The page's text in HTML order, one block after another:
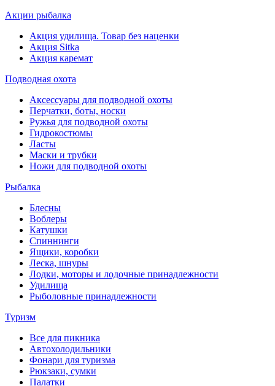
Акции рыбалка
Акция удилища. Товар без наценки
Акция Sitka
Акция каремат
Подводная охота
Аксессуары для подводной охоты
Перчатки, боты, носки
Ружья для подводной охоты
Гидрокостюмы
Ласты
Маски и трубки
Ножи для подводной охоты
Рыбалка
Блесны
Воблеры
Катушки
Спиннинги
Ящики, коробки
Леска, шнуры
Лодки, моторы и лодочные принадлежности
Удилища
Рыболовные принадлежности
Туризм
Все для пикника
Автохолодильники
Фонари для туризма
Рюкзаки, сумки
Палатки